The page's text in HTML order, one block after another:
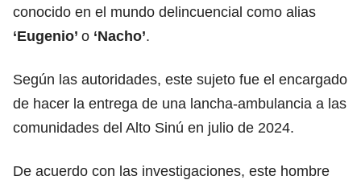
conocido en el mundo delincuencial como alias
‘Eugenio’ o ‘Nacho’.
Según las autoridades, este sujeto fue el encargado
de hacer la entrega de una lancha-ambulancia a las
comunidades del Alto Sinú en julio de 2024.
De acuerdo con las investigaciones, este hombre